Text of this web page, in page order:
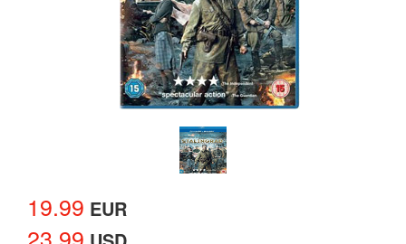
19.99 EUR